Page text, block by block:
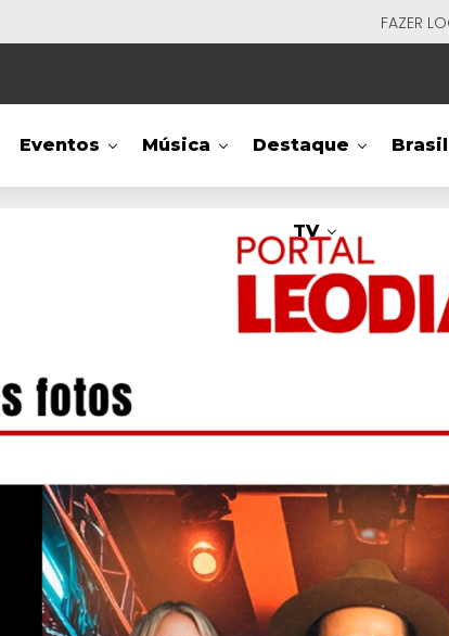
FAZER
Eventos Música Destaque Brasil
TV